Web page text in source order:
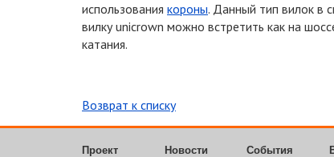
использования короны. Данный тип вилок в
вилку unicrown можно встретить как на
катания.
Возврат к списку
Проект Новости События